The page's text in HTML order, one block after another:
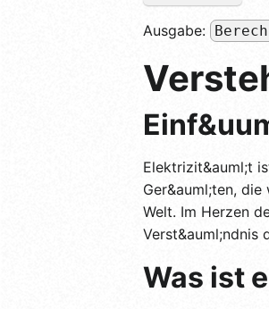
Ausgabe:
Elektrizit&auml;t
Ger&auml;ten,
Welt. Im Herzen
Verst&auml;ndnis
Was ist